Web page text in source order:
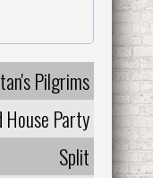
Pilgrims
House Party
Split